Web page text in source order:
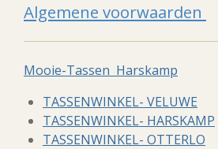
Algemene voorwaarden
Mooie-Tassen Harskamp
TASSENWINKEL- VELUWE
TASSENWINKEL- HARSKAMP
TASSENWINKEL- OTTERLO